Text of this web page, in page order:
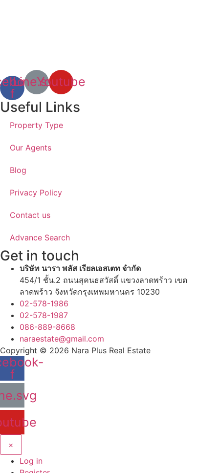
f
Line.svgYoutube
Useful Links
Property Type
Our Agents
Blog
Privacy Policy
Contact us
Advance Search
Get in touch
บริษัท นารา พลัส เรียลเอสเตท จำกัด
454/1 ชั้น.2 ถนนสุคนธสวัสดิ์ แขวงลาดพร้าว เขต
ลาดพร้าว จังหวัดกรุงเทพมหานคร 10230
02-578-1986
02-578-1987
086-889-8668
naraestate@gmail.com
Copyright © 2026 Nara Plus Real Estate
f
×
Log in